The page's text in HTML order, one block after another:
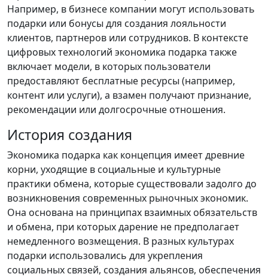
Например, в бизнесе компании могут использовать
подарки или бонусы для создания лояльности
клиентов, партнеров или сотрудников. В контексте
цифровых технологий экономика подарка также
включает модели, в которых пользователи
предоставляют бесплатные ресурсы (например,
контент или услуги), а взамен получают признание,
рекомендации или долгосрочные отношения.
История создания
Экономика подарка как концепция имеет древние
корни, уходящие в социальные и культурные
практики обмена, которые существовали задолго до
возникновения современных рыночных экономик.
Она основана на принципах взаимных обязательств
и обмена, при которых дарение не предполагает
немедленного возмещения. В разных культурах
подарки использовались для укрепления
социальных связей, создания альянсов, обеспечения